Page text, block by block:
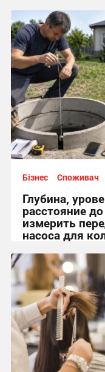
08:29 сьогодні
Бізнес Споживач
Глубина,
расстояние
измерить
насоса для
09:39, 22.07.2026